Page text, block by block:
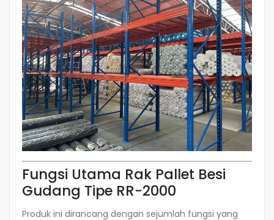
Fungsi Utama Rak Pallet Besi
Gudang Tipe RR-2000
Produk ini dirancang dengan sejumlah fungsi yang